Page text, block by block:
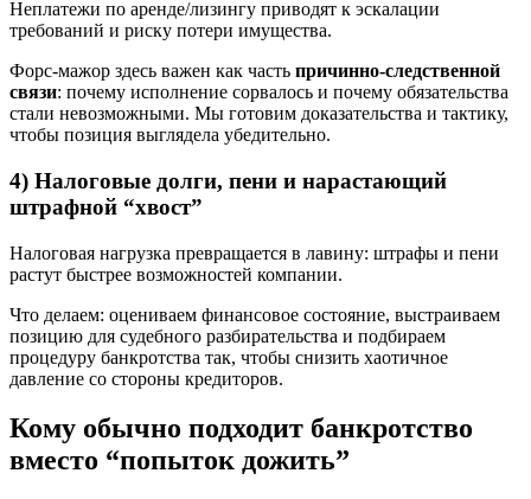
Неплатежи по аренде/лизингу приводят к эскалации
требований и риску потери имущества.
Форс-мажор здесь важен как часть причинно-следственной
связи: почему исполнение сорвалось и почему обязательства
стали невозможными. Мы готовим доказательства и тактику,
чтобы позиция выглядела убедительно.
4) Налоговые долги, пени и нарастающий
штрафной “хвост”
Налоговая нагрузка превращается в лавину: штрафы и пени
растут быстрее возможностей компании.
Что делаем: оцениваем финансовое состояние, выстраиваем
позицию для судебного разбирательства и подбираем
процедуру банкротства так, чтобы снизить хаотичное
давление со стороны кредиторов.
Кому обычно подходит банкротство
вместо “попыток дожить”